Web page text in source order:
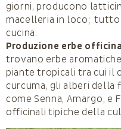
giorni, producono
macelleria in loco; tutto
cucina.
Produzione erbe
trovano erbe
piante tropicali tra cui il
curcuma, gli alberi
come Senna, Amargo, e
officinali tipiche della